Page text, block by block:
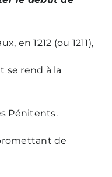
en 1212 (ou 1211),
se rend à la
Pénitents.
de